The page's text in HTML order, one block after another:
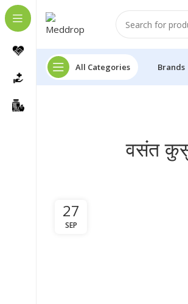
All Categories Brands
वसंत
27
SEP